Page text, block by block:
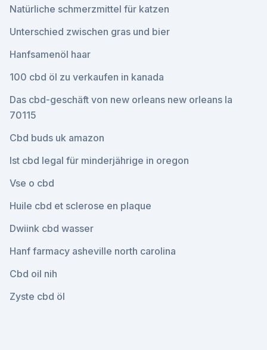
Natürliche schmerzmittel für katzen
Unterschied zwischen gras und bier
Hanfsamenöl haar
100 cbd öl zu verkaufen in kanada
Das cbd-geschäft von new orleans new orleans la
70115
Cbd buds uk amazon
Ist cbd legal für minderjährige in oregon
Vse o cbd
Huile cbd et sclerose en plaque
Dwiink cbd wasser
Hanf farmacy asheville north carolina
Cbd oil nih
Zyste cbd öl